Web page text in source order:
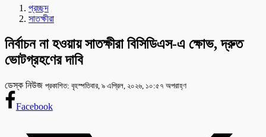
প্রচ্ছদ
সাতক্ষীরা
নির্বাচন না হওয়ায় সাতক্ষীরা বিসিডিএস-এ ক্ষোভ, দ্রুত
ভোটগ্রহণের দাবি
ডেস্ক নিউজ প্রকাশিত: বৃহস্পতিবার, ৯ এপ্রিল, ২০২৬, ১০:৫৭ অপরাহ্ণ
Facebook